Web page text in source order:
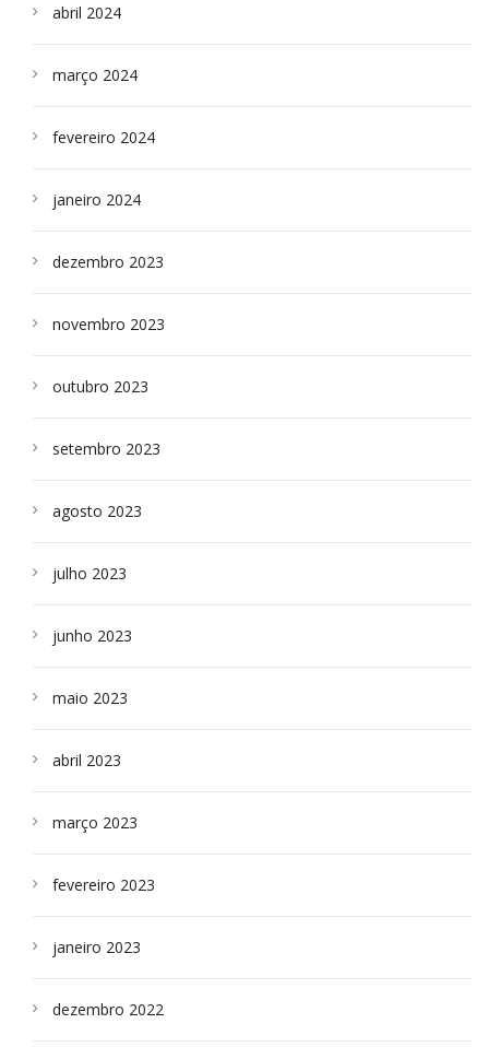
abril 2024
março 2024
fevereiro 2024
janeiro 2024
dezembro 2023
novembro 2023
outubro 2023
setembro 2023
agosto 2023
julho 2023
junho 2023
maio 2023
abril 2023
março 2023
fevereiro 2023
janeiro 2023
dezembro 2022